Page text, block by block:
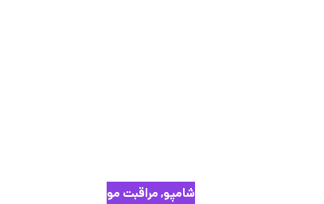
شامپو,مراقبت مو